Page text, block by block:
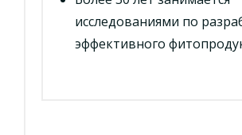
исследованиями по
эффективного